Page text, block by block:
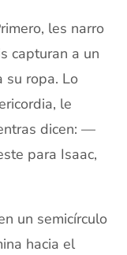
les narro
capturan a un
su ropa. Lo
le
dicen: —
para Isaac,
un semicírculo
hacia el